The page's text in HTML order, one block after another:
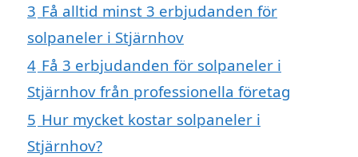
3 Få alltid minst 3 erbjudanden för
solpaneler i Stjärnhov
4 Få 3 erbjudanden för solpaneler i
Stjärnhov från professionella företag
5 Hur mycket kostar solpaneler i
Stjärnhov?